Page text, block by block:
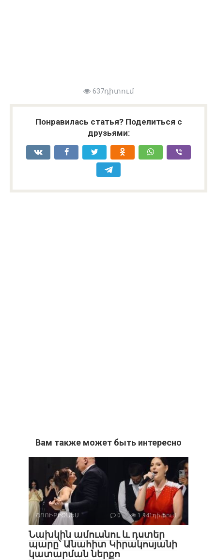
637դիտում
Понравилась статья? Поделиться с
друзьями:
Вам также может быть интересно
ՇՈՈՒ-ԲԻԶՆԵՍ 0 1 941դիտում
Նախկին ամուսնու և դստեր
պարը՝ Անահիտ Կիրակոսյանի
կատարման ներքո